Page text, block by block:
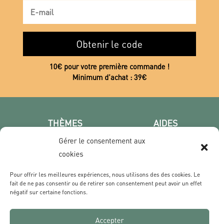
Gérer le consentement aux
cookies
Pour offrir les meilleures expériences, nous utilisons des des cookies. Le
fait de ne pas consentir ou de retirer son consentement peut avoir un effet
négatif sur certaine fonctions.
Accepter
Obtenir le code
10€ pour votre première commande !
Minimum d’achat : 39€
THÈMES
Poster photo
Les villes
Film & Série
AIDES
Qui sommes nous ?